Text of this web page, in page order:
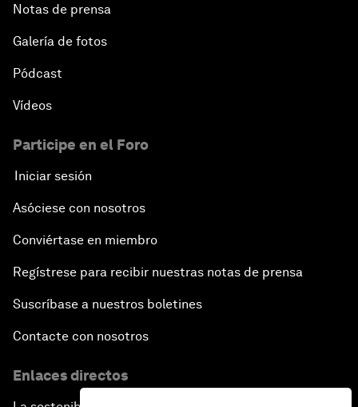
Notas de prensa
Galería de fotos
Pódcast
Vídeos
Participe en el Foro
Iniciar sesión
Asóciese con nosotros
Conviértase en miembro
Regístrese para recibir nuestras notas de prensa
Suscríbase a nuestros boletines
Contacte con nosotros
Enlaces directos